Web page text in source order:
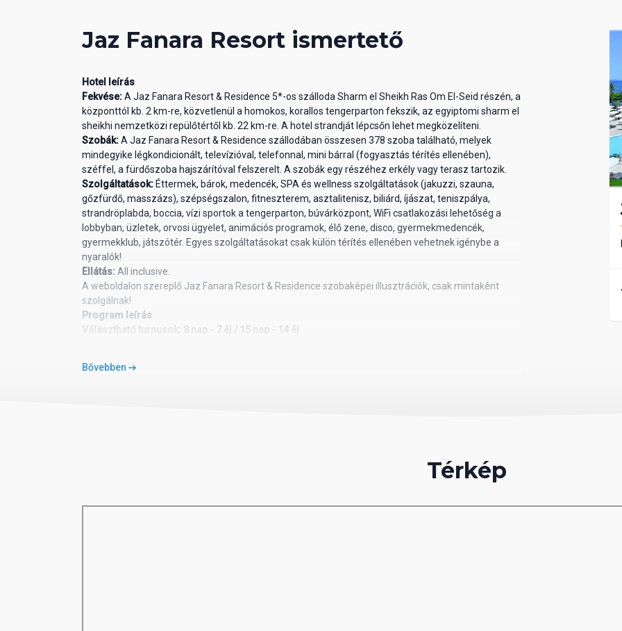
Jaz Fanara Resort ismertető
Hotel leírás
Fekvése:A Jaz Fanara Resort & Residence 5*-os szálloda Sharm el Sheikh Ras Om El-Seid részén, a
központtól kb. 2 km-re, közvetlenül a homokos, korallos tengerparton fekszik, az egyiptomi sharm el
sheikhi nemzetközi repülőtértől kb. 22 km-re. A hotel strandját lépcsőn lehet megközelíteni.
Szobák:A Jaz Fanara Resort & Residence szállodában összesen 378 szoba található, melyek
mindegyike légkondicionált, televízióval, telefonnal, mini bárral (fogyasztás térítés ellenében),
széffel, a fürdőszoba hajszárítóval felszerelt. A szobák egy részéhez erkély vagy terasz tartozik.
Szolgáltatások: Éttermek, bárok, medencék, SPA és wellness szolgáltatások (jakuzzi, szauna,
gőzfürdő, masszázs), szépségszalon, fitneszterem, asztalitenisz, biliárd, íjászat, teniszpálya,
strandröplabda, boccia, vízi sportok a tengerparton, búvárközpont, WiFi csatlakozási lehetőség a
lobbyban, üzletek, orvosi ügyelet, animációs programok, élő zene, disco, gyermekmedencék,
gyermekklub, játszótér. Egyes szolgáltatásokat csak külön térítés ellenében vehetnek igénybe a
nyaralók!
Ellátás: All inclusive.
A weboldalon szereplő Jaz Fanara Resort & Residence szobaképei illusztrációk, csak mintaként
szolgálnak!
Program leírás
Választható turnusok: 8 nap - 7 éj / 15 nap - 14 éj
Elutazás Sharm El Sheikh-re charter járattal vagy menetrend szerinti járattal. Érkezés után transzfer
Sharm el Sheikh / Budapest:
Bővebben
Térkép